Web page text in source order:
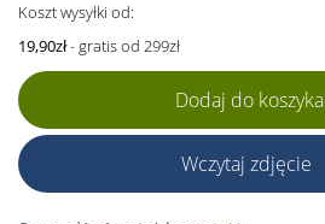
Koszt wysyłki od:
19,90zł- gratis od 299zł
Dodaj do koszyka
Wczytaj zdjęcie